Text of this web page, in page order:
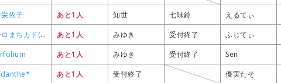
依子 あと1人 知世 七味鈴 えるてぃ
コーロまちカド(シャミ子・桃・リリス・ミカン) あと1人 みゆき 受付終了 ふじてぃ
あと1人 みゆき 受付終了 Sen
あと1人 受付終了 優実たそ
依子 あと1人 知世 七味鈴 えるてぃ
コーロまちカド(シャミ子・桃・リリス・ミカン) あと1人 みゆき 受付終了 ふじてぃ
あと1人 みゆき 受付終了 Sen
あと1人 受付終了 優実たそ
依子 あと1人 知世 七味鈴 えるてぃ
コーロまちカド(シャミ子・桃・リリス・ミカン) あと1人 みゆき 受付終了 ふじてぃ
あと1人 みゆき 受付終了 Sen
あと1人 受付終了 優実たそ
依子 あと1人 知世 七味鈴 えるてぃ
コーロまちカド(シャミ子・桃・リリス・ミカン) あと1人 みゆき 受付終了 ふじてぃ
あと1人 みゆき 受付終了 Sen
あと1人 受付終了 優実たそ